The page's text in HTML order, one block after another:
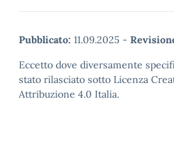
Pubblicato: 11.09.2025 -
Eccetto dove diversamente
stato rilasciato sotto Licenza
Attribuzione 4.0 Italia.